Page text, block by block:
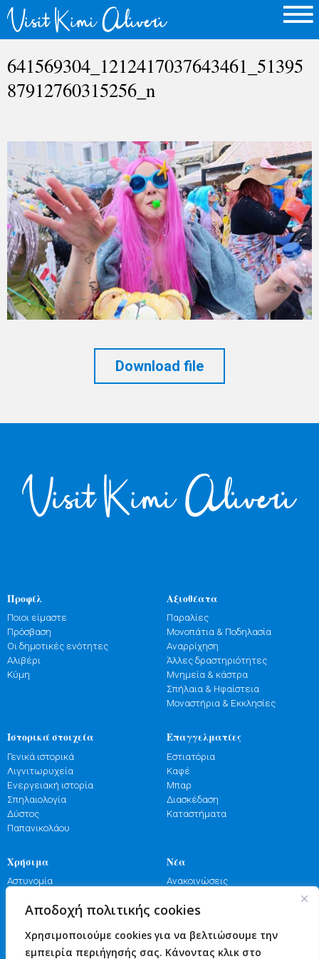
Αποδοχή πολιτικής cookies
Χρησιμοποιούμε cookies για να βελτιώσουμε την
εμπειρία περιήγησής σας. Κάνοντας κλικ στο
641569304_1212417037643461_51395
87912760315256_n
Download file
Προφίλ
Ποιοι είμαστε
Πρόσβαση
Οι δημοτικές ενότητες
Αλιβέρι
Κύμη
Αξιοθέατα
Παραλίες
Μονοπάτια & Ποδηλασία
Αναρρίχηση
Άλλες δραστηριότητες
Μνημεία & κάστρα
Σπήλαια & Ηφαίστεια
Μοναστήρια & Εκκλησίες
Ιστορικά στοιχεία
Γενικά ιστορικά
Λιγνιτωρυχεία
Ενεργειακή ιστορία
Σπηλαιολογία
Δύστος
Παπανικολάου
Επαγγελματίες
Εστιατόρια
Καφέ
Μπαρ
Διασκέδαση
Καταστήματα
Χρήσιμα
Αστυνομία
Πυροσβεστική
Υγεία
Νέα
Ανακοινώσεις
Γιορτές
Επικοινωνία